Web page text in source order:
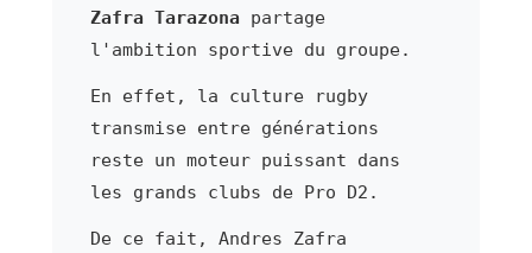
Zafra Tarazona partage
l'ambition sportive du groupe.
En effet, la culture rugby
transmise entre générations
reste un moteur puissant dans
les grands clubs de Pro D2.
De ce fait, Andres Zafra